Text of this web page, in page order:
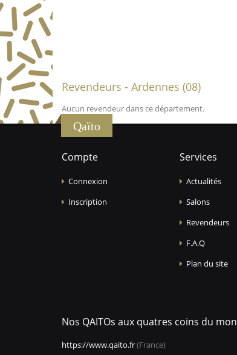
Revendeurs - Ardennes (08)
Aucun revendeur dans ce département.
Qaïto
Compte
Connexion
Inscription
Services
Actualités
Salons
Revendeurs
F.A.Q
Plan du site
Nos QAITOs aux quatres coins du
https://www.qaito.fr(France)